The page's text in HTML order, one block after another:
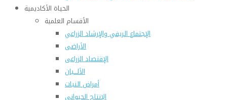
الحياة الأكاديمية
الأقسام العلمية
الإجتماع الريفي والإرشاد الزراعي
الأراضى
الإقتصاد الزراعى
الألـــبان
أمراض النبات
الإنتاج الحيواني